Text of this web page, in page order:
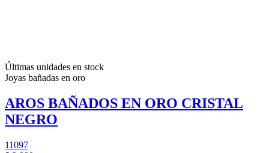
Últimas unidades en stock
Joyas bañadas en oro
AROS BAÑADOS EN ORO CRISTAL
NEGRO
11097